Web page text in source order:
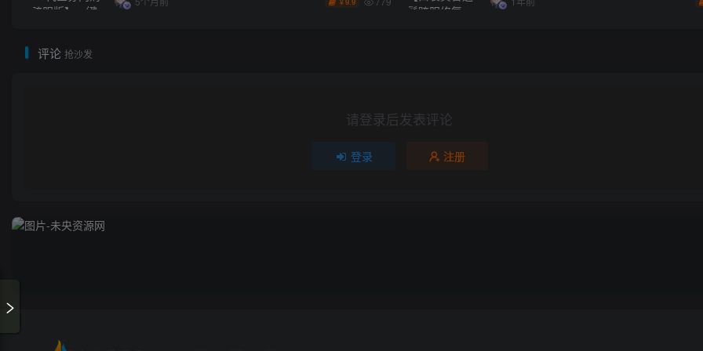
评论 抢沙发
请登录后发表评论
登录 注册